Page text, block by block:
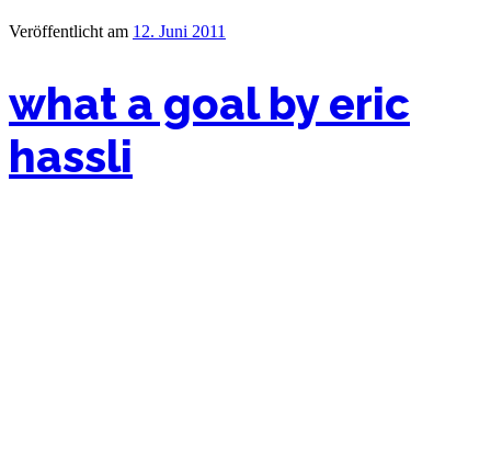
Veröffentlicht am 12. Juni 2011
what a goal by eric
hassli